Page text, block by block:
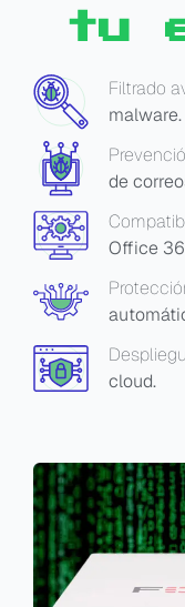
tu
Filtrado
malware.
de
Office
cloud.